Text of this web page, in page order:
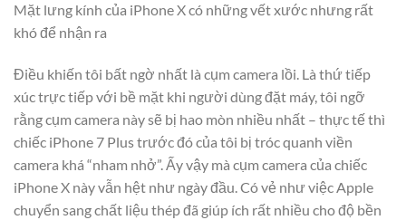
Mặt lưng kính của iPhone X có những vết xước nhưng rất
khó để nhận ra
Điều khiến tôi bất ngờ nhất là cụm camera lồi. Là thứ tiếp
xúc trực tiếp với bề mặt khi người dùng đặt máy, tôi ngỡ
rằng cụm camera này sẽ bị hao mòn nhiều nhất – thực tế thì
chiếc iPhone 7 Plus trước đó của tôi bị tróc quanh viền
camera khá “nham nhở”. Ấy vậy mà cụm camera của chiếc
iPhone X này vẫn hệt như ngày đầu. Có vẻ như việc Apple
chuyển sang chất liệu thép đã giúp ích rất nhiều cho độ bền